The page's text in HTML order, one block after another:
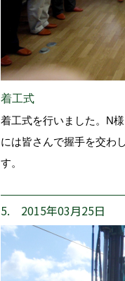
着工式
着工式を行いました。N
には皆さんで握手を交わ
す。
5. 2015年03月25日